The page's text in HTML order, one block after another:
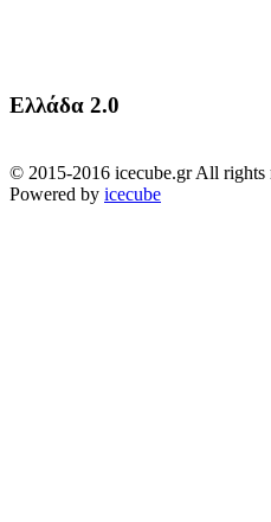
Ελλάδα 2.0
© 2015-2016 icecube.gr All rights
Powered by icecube